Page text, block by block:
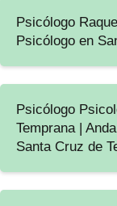
Psicólogo
Psicólogo en
Psicólogo
Temprana |
Santa Cruz de